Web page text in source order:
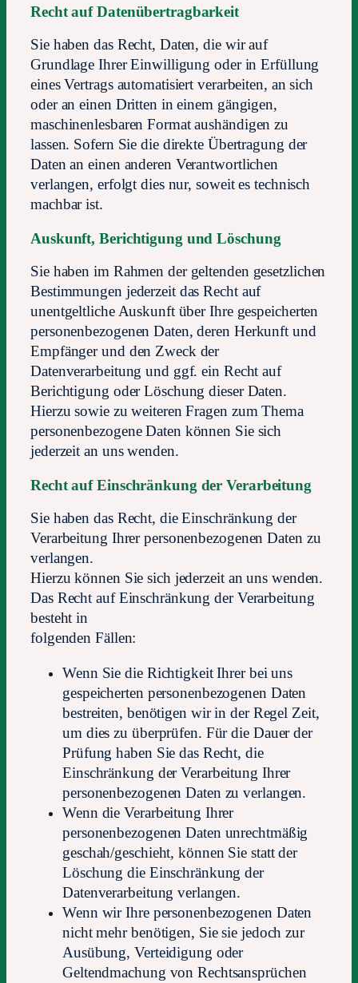
Recht auf Datenübertragbarkeit
Sie haben das Recht, Daten, die wir auf
Grundlage Ihrer Einwilligung oder in Erfüllung
eines Vertrags automatisiert verarbeiten, an sich
oder an einen Dritten in einem gängigen,
maschinenlesbaren Format aushändigen zu
lassen. Sofern Sie die direkte Übertragung der
Daten an einen anderen Verantwortlichen
verlangen, erfolgt dies nur, soweit es technisch
machbar ist.
Auskunft, Berichtigung und Löschung
Sie haben im Rahmen der geltenden gesetzlichen
Bestimmungen jederzeit das Recht auf
unentgeltliche Auskunft über Ihre gespeicherten
personenbezogenen Daten, deren Herkunft und
Empfänger und den Zweck der
Datenverarbeitung und ggf. ein Recht auf
Berichtigung oder Löschung dieser Daten.
Hierzu sowie zu weiteren Fragen zum Thema
personenbezogene Daten können Sie sich
jederzeit an uns wenden.
Recht auf Einschränkung der Verarbeitung
Sie haben das Recht, die Einschränkung der
Verarbeitung Ihrer personenbezogenen Daten zu
verlangen.
Hierzu können Sie sich jederzeit an uns wenden.
Das Recht auf Einschränkung der Verarbeitung
besteht in
folgenden Fällen:
Wenn Sie die Richtigkeit Ihrer bei uns
gespeicherten personenbezogenen Daten
bestreiten, benötigen wir in der Regel Zeit,
um dies zu überprüfen. Für die Dauer der
Prüfung haben Sie das Recht, die
Einschränkung der Verarbeitung Ihrer
personenbezogenen Daten zu verlangen.
Wenn die Verarbeitung Ihrer
personenbezogenen Daten unrechtmäßig
geschah/geschieht, können Sie statt der
Löschung die Einschränkung der
Datenverarbeitung verlangen.
Wenn wir Ihre personenbezogenen Daten
nicht mehr benötigen, Sie sie jedoch zur
Ausübung, Verteidigung oder
Geltendmachung von Rechtsansprüchen